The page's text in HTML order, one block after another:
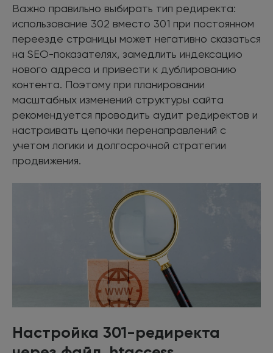
Важно правильно выбирать тип редиректа:
использование 302 вместо 301 при постоянном
переезде страницы может негативно сказаться
на SEO-показателях, замедлить индексацию
нового адреса и привести к дублированию
контента. Поэтому при планировании
масштабных изменений структуры сайта
рекомендуется проводить аудит редиректов и
настраивать цепочки перенаправлений с
учетом логики и долгосрочной стратегии
продвижения.
Настройка 301-редиректа